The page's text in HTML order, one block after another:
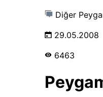
Diğer
29.05.2008
6463